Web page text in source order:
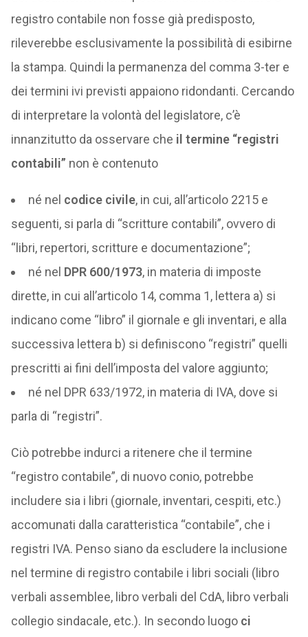
registro contabile non fosse già predisposto,
rileverebbe esclusivamente la possibilità di esibirne
la stampa. Quindi la permanenza del comma 3-ter e
dei termini ivi previsti appaiono ridondanti. Cercando
di interpretare la volontà del legislatore, c’è
innanzitutto da osservare che il termine “registri
contabili” non è contenuto
né nel codice civile, in cui, all’articolo 2215 e
seguenti, si parla di “scritture contabili”, ovvero di
“libri, repertori, scritture e documentazione”;
né nel DPR 600/1973, in materia di imposte
dirette, in cui all’articolo 14, comma 1, lettera a) si
indicano come “libro” il giornale e gli inventari, e alla
successiva lettera b) si definiscono “registri” quelli
prescritti ai fini dell’imposta del valore aggiunto;
né nel DPR 633/1972, in materia di IVA, dove si
parla di “registri”.
Ciò potrebbe indurci a ritenere che il termine
“registro contabile”, di nuovo conio, potrebbe
includere sia i libri (giornale, inventari, cespiti, etc.)
accomunati dalla caratteristica “contabile”, che i
registri IVA. Penso siano da escludere la inclusione
nel termine di registro contabile i libri sociali (libro
verbali assemblee, libro verbali del CdA, libro verbali
collegio sindacale, etc.). In secondo luogo ci